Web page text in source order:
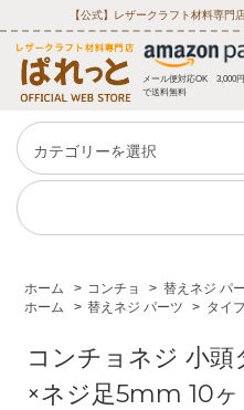
【公式】レザークラフト材料専門
メール便対応OK 3,000
で送料無料
ホーム > コンチョ > 替えネジ パ
ホーム
> 替えネジ パーツ > タイ
コンチョネジ 小
×ネジ足5mm 10